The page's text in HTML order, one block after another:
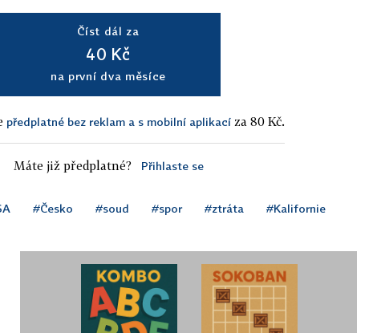
Číst dál za
40 Kč
na první dva měsíce
předplatné bez reklam a s mobilní aplikací za 80 Kč.
Máte již předplatné? Přihlaste se
#Česko #soud #spor #ztráta #Kalifornie